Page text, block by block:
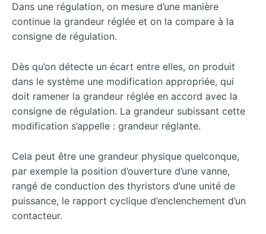
Dans une régulation, on mesure d’une manière
continue la grandeur réglée et on la compare à la
consigne de régulation.
Dès qu’on détecte un écart entre elles, on produit
dans le système une modification appropriée, qui
doit ramener la grandeur réglée en accord avec la
consigne de régulation. La grandeur subissant cette
modification s’appelle : grandeur réglante.
Cela peut être une grandeur physique quelconque,
par exemple la position d’ouverture d’une vanne,
rangé de conduction des thyristors d’une unité de
puissance, le rapport cyclique d’enclenchement d’un
contacteur.